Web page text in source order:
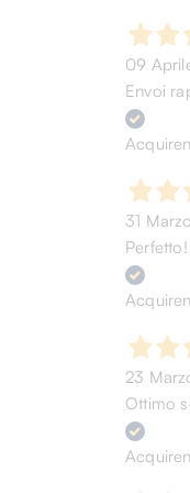
09
Envoi
31
Perfetto!
23
Ottimo